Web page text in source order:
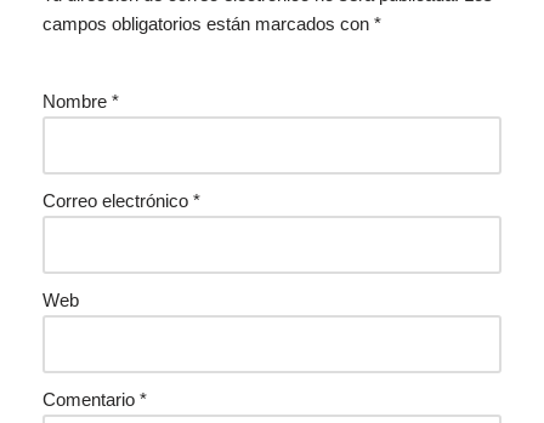
campos obligatorios están marcados con *
Nombre *
Correo electrónico *
Web
Comentario *